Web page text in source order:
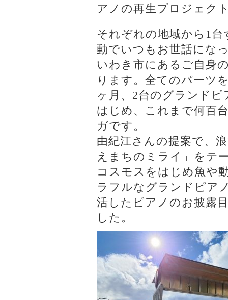
アノの再生プロジェク
それぞれの地域から1
動でいつもお世話にな
いわき市にあるご自身
ります。全てのパーツ
ヶ月、2台のグランド
はじめ、これまで何百
ガです。
由紀江さんの提案で、
えまちのミライ」をテ
コスモスをはじめ魚や
ラフルなグランドピア
活したピアノのお披露
した。